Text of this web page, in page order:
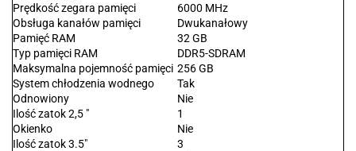
Prędkość zegara pamięci
6000 MHz
Obsługa kanałów pamięci
Dwukanałowy
Pamięć RAM
32 GB
Typ pamięci RAM
DDR5-SDRAM
Maksymalna pojemność pamięci 256 GB
System chłodzenia wodnego
Tak
Odnowiony
Nie
Ilość zatok 2,5 "
1
Okienko
Nie
Ilość zatok 3.5"
3